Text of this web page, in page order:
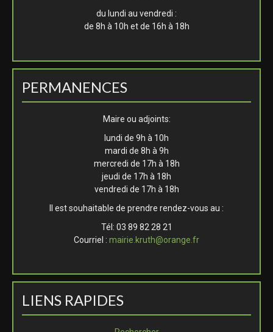
du lundi au vendredi :
de 8h à 10h et de 16h à 18h
PERMANENCES
Maire ou adjoints:
lundi de 9h à 10h
mardi de 8h à 9h
mercredi de 17h à 18h
jeudi de 17h à 18h
vendredi de 17h à 18h
Il est souhaitable de prendre rendez-vous au :
Tél: 03 89 82 28 21
Courriel : mairie.kruth@orange.fr
LIENS RAPIDES